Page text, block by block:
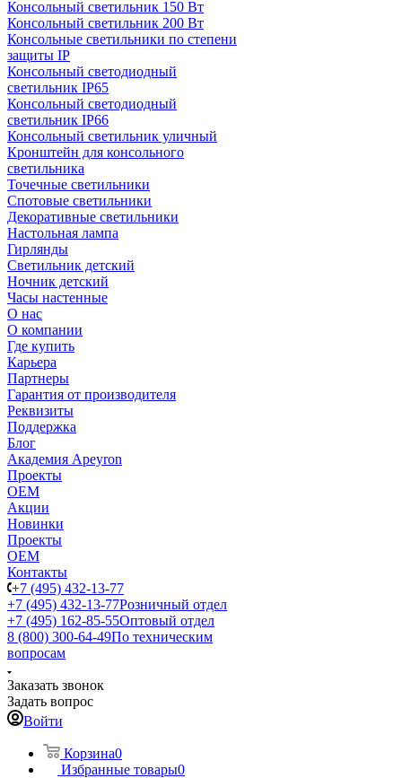
Консольный светильник 150 Вт
Консольный светильник 200 Вт
Консольные светильники по степени
защиты IP
Консольный светодиодный
светильник IP65
Консольный светодиодный
светильник IP66
Консольный светильник уличный
Кронштейн для консольного
светильника
Точечные светильники
Спотовые светильники
Декоративные светильники
Настольная лампа
Гирлянды
Светильник детский
Ночник детский
Часы настенные
О нас
О компании
Где купить
Карьера
Партнеры
Гарантия от производителя
Реквизиты
Поддержка
Блог
Академия Apeyron
Проекты
ОЕМ
Акции
Новинки
Проекты
ОЕМ
Контакты
+7 (495) 432-13-77
+7 (495) 432-13-77Розничный отдел
+7 (495) 162-85-55Оптовый отдел
8 (800) 300-64-49По техническим
вопросам
Заказать звонок
Задать вопрос
Войти
Корзина0
Избранные товары0